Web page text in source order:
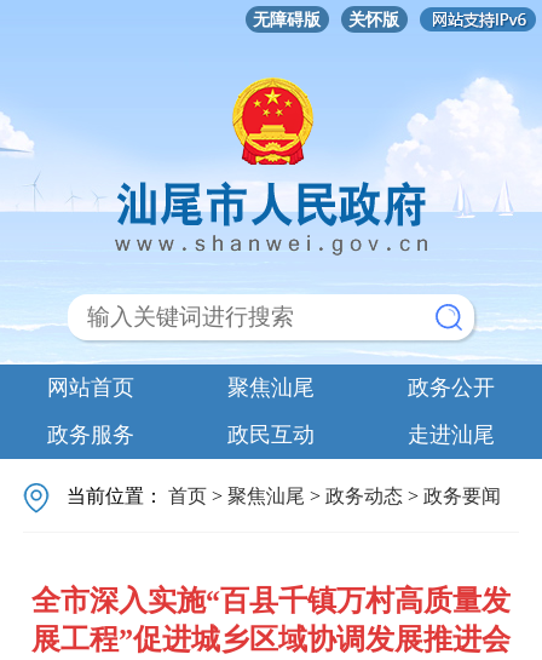
无障碍版 关怀版
网站首页 聚焦汕尾
政务公开
政务服务
政民互动 走进汕尾
当前位置：首页 >聚焦汕尾 >政务动态 >政务要闻
全市深入实施“百县千镇万村高质量发
展工程”促进城乡区域协调发展推进会